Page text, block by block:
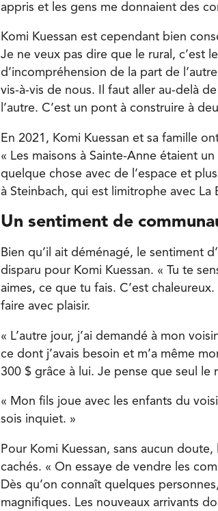
appris et les gens me donnaient des
Komi Kuessan est cependant bien
Je ne veux pas dire que le rural, c’est
d’incompréhension de la part de
vis-à-vis de nous. Il faut aller au-delà
l’autre. C’est un pont à construire à
En 2021, Komi Kuessan et sa famille
« Les maisons à Sainte-Anne étaient
quelque chose avec de l’espace et
à Steinbach, qui est limitrophe avec La
Un sentiment de
Bien qu’il ait déménagé, le sentiment
disparu pour Komi Kuessan. « Tu te
aimes, ce que tu fais. C’est
faire avec plaisir.
« L’autre jour, j’ai demandé à mon
ce dont j’avais besoin et m’a même
300 $ grâce à lui. Je pense que seul le
« Mon fils joue avec les enfants du
sois inquiet. »
Pour Komi Kuessan, sans aucun
cachés. « On essaye de vendre les
Dès qu’on connaît quelques
magnifiques. Les nouveaux arrivants